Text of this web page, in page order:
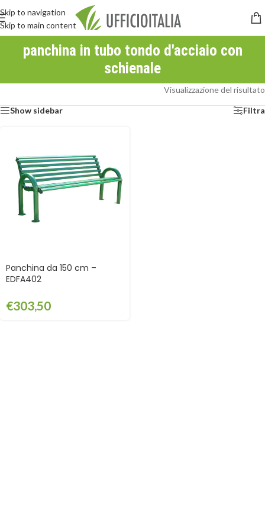
Skip to navigation
Skip to main content
panchina in tubo tondo d'acciaio con
schienale
Visualizzazione del risultato
Show sidebar Filtra
Panchina da 150 cm –
EDFA402
€303,50